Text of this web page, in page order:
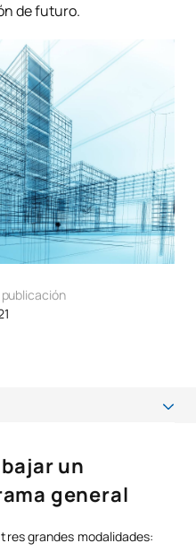
de futuro.
de Arquitectura
a estas salidas?
un
general
grandes modalidades: